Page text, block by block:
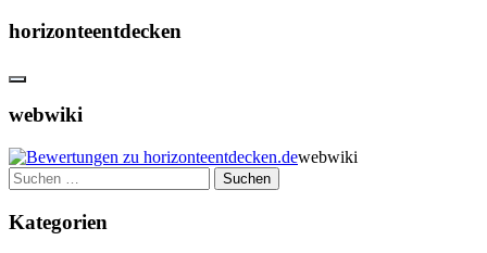
horizonteentdecken
webwiki
webwiki
Suchen
nach:
Kategorien